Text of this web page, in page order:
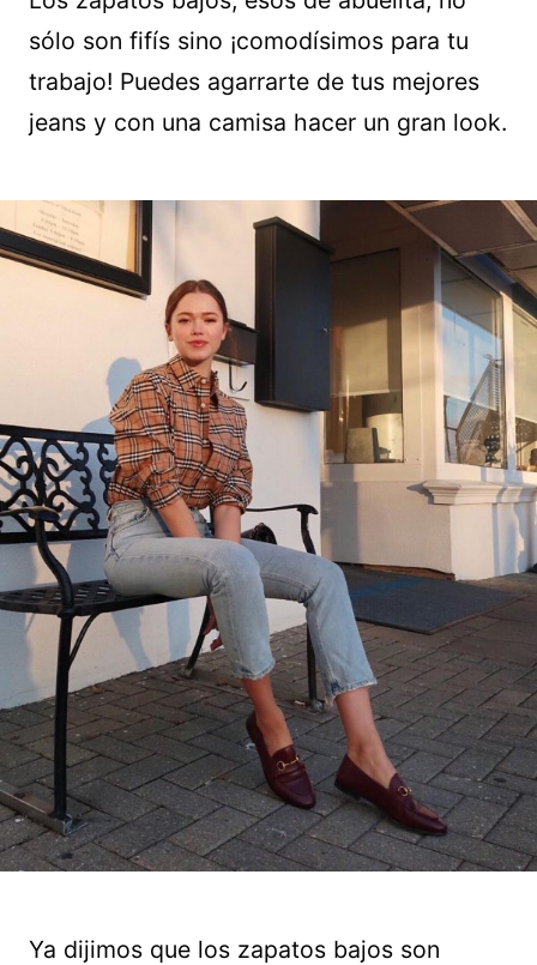
sólo son fifís sino ¡comodísimos para tu
trabajo! Puedes agarrarte de tus mejores
jeans y con una camisa hacer un gran look.
Ya dijimos que los zapatos bajos son